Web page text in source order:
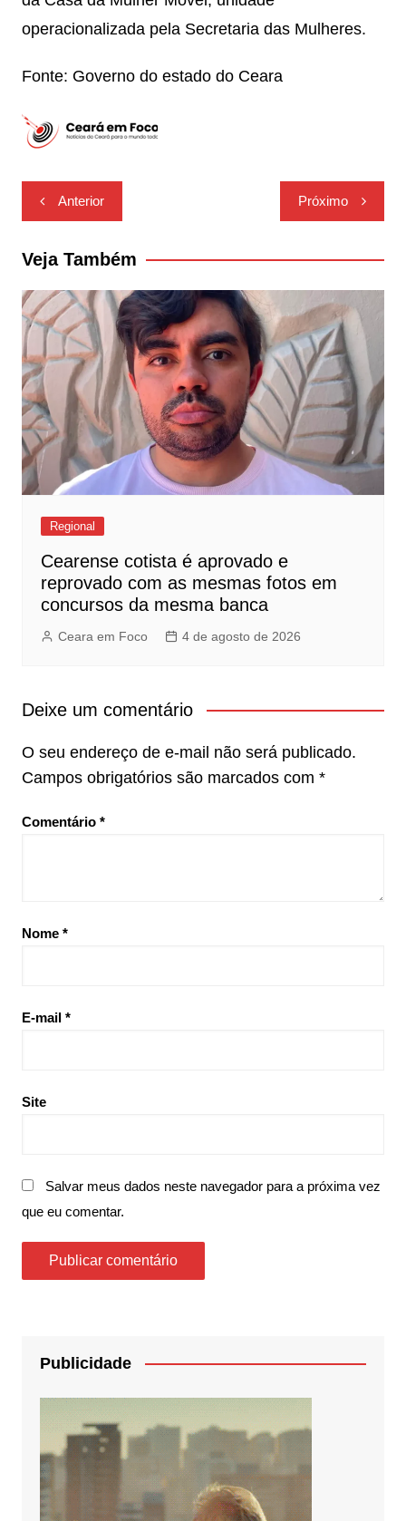
operacionalizada pela Secretaria das Mulheres.
Fonte: Governo do estado do Ceara
Navegação
de
Post
Anterior Próximo
Veja Também
Regional
Cearense cotista é aprovado e
reprovado com as mesmas fotos em
concursos da mesma banca
Ceara em Foco 4 de agosto de 2026
Deixe um comentário
O seu endereço de e-mail não será publicado.
Campos obrigatórios são marcados com *
Comentário *
Nome *
E-mail *
Site
Salvar meus dados neste navegador para a próxima vez
que eu comentar.
Publicidade